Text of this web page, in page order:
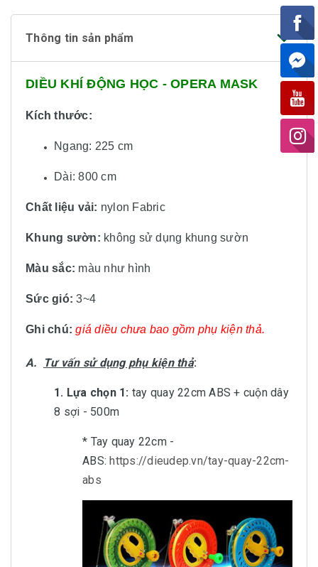
Thông tin sản phẩm
DIỀU KHÍ ĐỘNG HỌC - OPERA MASK
Kích thước:
Ngang: 225 cm
Dài: 800 cm
Chất liệu vải: nylon Fabric
Khung sườn: không sử dụng khung sườn
Màu sắc: màu như hình
Sức gió: 3~4
Ghi chú: giá diều chưa bao gồm phụ kiện thả.
A. Tư vấn sử dụng phụ kiện thả:
1. Lựa chọn 1: tay quay 22cm ABS + cuộn dây
8 sợi - 500m
* Tay quay 22cm -
ABS:https://dieudep.vn/tay-quay-22cm-
abs